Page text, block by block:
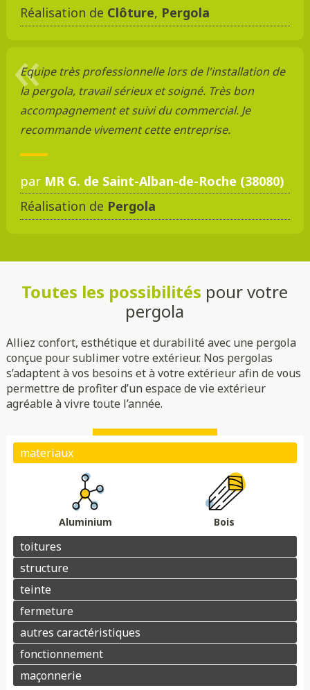
Réalisation de Clôture, Pergola
Equipe très professionnelle lors de l'installation de
la pergola, travail sérieux et soigné. Très bon
accompagnement et suivi du commercial. Je
recommande vivement cette entreprise.
par MR G. de Saint-Alban-de-Roche (38080)
Réalisation de Pergola
Toutes les possibilités pour votre
pergola
Alliez confort, esthétique et durabilité avec une pergola
conçue pour sublimer votre extérieur. Nos pergolas
s’adaptent à vos besoins et à votre extérieur afin de vous
permettre de profiter d’un espace de vie extérieur
agréable à vivre toute l’année.
Aluminium Bois
(verre/polycarbonate)
Indépendante
Adossée
Essences de boisColoris au choix
Store
Parois
Électrique avec téléphone
Électrique avec télécommande